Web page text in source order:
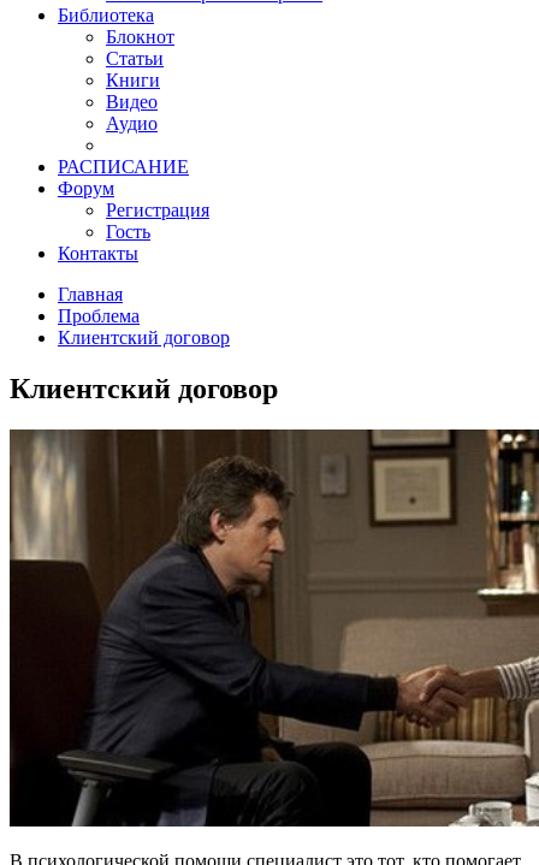
Библиотека
Блокнот
Статьи
Книги
Видео
Аудио
РАСПИСАНИЕ
Форум
Регистрация
Гость
Контакты
Главная
Проблема
Клиентский договор
Клиентский договор
В психологической помощи специалист это тот, кто помогает